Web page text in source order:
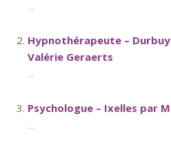
...
Hypnothérapeute –
Valérie Geraerts
...
Psychologue – Ixelles par
...